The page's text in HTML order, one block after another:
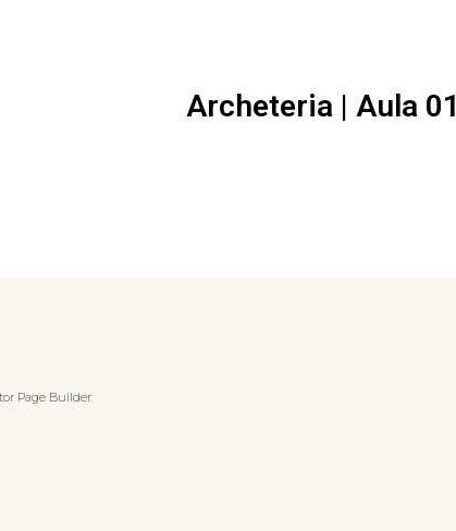
Archeteria | Aula 01
Page Builder